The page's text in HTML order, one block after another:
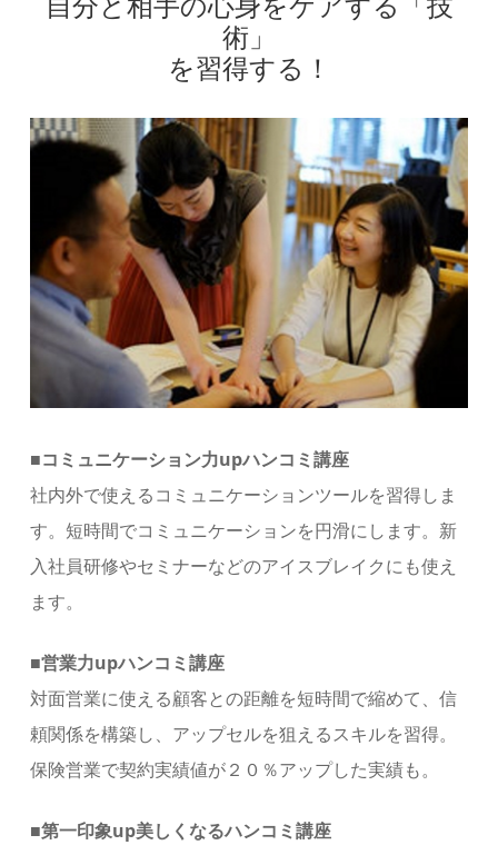
術」
を習得する！
■コミュニケーション力upハンコミ講座
社内外で使えるコミュニケーションツールを習得しま
す。短時間でコミュニケーションを円滑にします。新
入社員研修やセミナーなどのアイスブレイクにも使え
ます。
■営業力upハンコミ講座
対面営業に使える顧客との距離を短時間で縮めて、信
頼関係を構築し、アップセルを狙えるスキルを習得。
保険営業で契約実績値が２０％アップした実績も。
■第一印象up美しくなるハンコミ講座